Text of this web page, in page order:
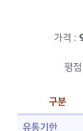
가격 :
평
구분
유통기한